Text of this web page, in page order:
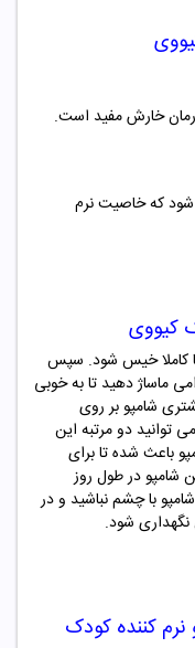
خارش مفید است.
که خاصیت نرم
کیووی
کاملا خیس شود. سپس
ماساژ دهید تا به خوبی
شامپو بر روی
توانید دو مرتبه این
باعث شده تا برای
شامپو در طول روز
با چشم نباشید و در
شود.
نرم کننده کودک